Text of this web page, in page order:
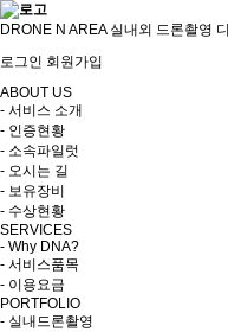
DRONE N AREA 실내외 드론촬영
로그인 회원가입
ABOUT US
- 서비스 소개
- 인증현황
- 소속파일럿
- 오시는 길
- 보유장비
- 수상현황
SERVICES
- Why DNA?
- 서비스품목
- 이용요금
PORTFOLIO
- 실내드론촬영